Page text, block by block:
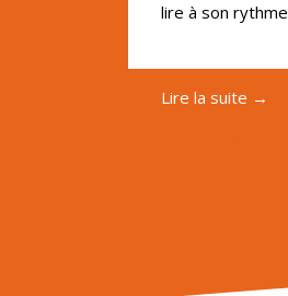
lire à son
Lire la suite →